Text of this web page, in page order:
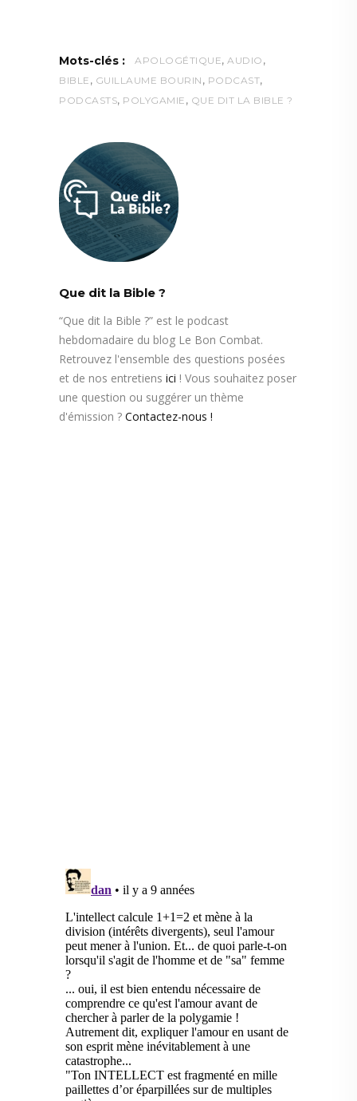
Mots-clés : APOLOGÉTIQUE, AUDIO ,
BIBLE , GUILLAUME BOURIN , PODCAST,
PODCASTS, POLYGAMIE , QUE DIT LA BIBLE ?
Que dit la Bible ?
“Que dit la Bible ?” est le podcast
hebdomadaire du blog Le Bon Combat.
Retrouvez l'ensemble des questions posées
et de nos entretiens ici ! Vous souhaitez poser
une question ou suggérer un thème
d'émission ? Contactez-nous !